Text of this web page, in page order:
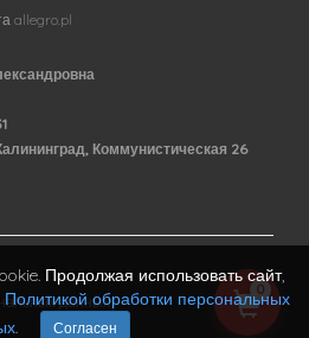
allegro.pl
Коммунистическая 26
данных
0
Продолжая использовать сайт,
Политикой обработки персональных
Согласен